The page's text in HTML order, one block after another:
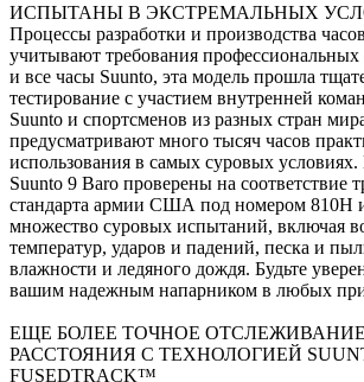
ИСПЫТАНЫ В ЭКСТРЕМАЛЬНЫХ
Процессы разработки и производства
учитывают требования
и все часы Suunto, эта модель прошла
тестирование с участием внутренней
Suunto и спортсменов из разных стран
предусматривают много тысяч часов
использования в самых суровых
Suunto 9 Baro проверены на соответствие
стандарта армии США под номером 810H
множество суровых испытаний, включая
температур, ударов и падений, песка и
влажности и ледяного дождя. Будьте
вашим надежным напарником в любых
ЕЩЕ БОЛЕЕ ТОЧНОЕ
РАССТОЯНИЯ С ТЕХНОЛОГИЕЙ
FUSEDTRACK™